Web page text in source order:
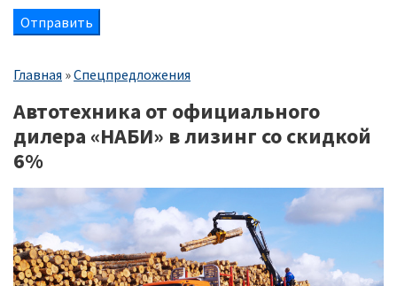
Строка
Главная Спецпредложения
Автотехника от официального
дилера «НАБИ» в лизинг со скидкой
6%